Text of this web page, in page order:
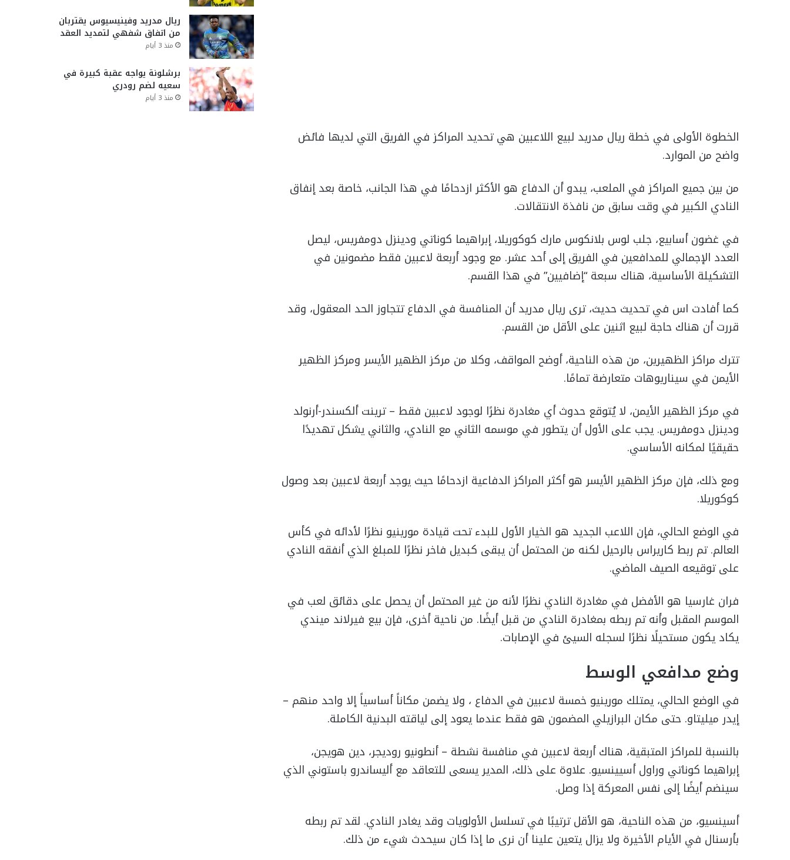
الخطوة الأولى في خطة ريال مدريد لبيع اللاعبين هي تحديد المراكز في الفريق التي لديها فائض
واضح من الموارد.
من بين جميع المراكز في الملعب، يبدو أن الدفاع هو الأكثر ازدحامًا في هذا الجانب، خاصة بعد إنفاق
النادي الكبير في وقت سابق من نافذة الانتقالات.
في غضون أسابيع، جلب لوس بلانكوس مارك كوكوريلا، إبراهيما كوناتي ودينزل دومفريس، ليصل
العدد الإجمالي للمدافعين في الفريق إلى أحد عشر. مع وجود أربعة لاعبين فقط مضمونين في
التشكيلة الأساسية، هناك سبعة “إضافيين” في هذا القسم.
كما أفادت اس في تحديث حديث، ترى ريال مدريد أن المنافسة في الدفاع تتجاوز الحد المعقول، وقد
قررت أن هناك حاجة لبيع اثنين على الأقل من القسم.
تترك مراكز الظهيرين، من هذه الناحية، أوضح المواقف، وكلا من مركز الظهير الأيسر ومركز الظهير
الأيمن في سيناريوهات متعارضة تمامًا.
في مركز الظهير الأيمن، لا يُتوقع حدوث أي مغادرة نظرًا لوجود لاعبين فقط – ترينت ألكسندر-أرنولد
ودينزل دومفريس. يجب على الأول أن يتطور في موسمه الثاني مع النادي، والثاني يشكل تهديدًا
حقيقيًا لمكانه الأساسي.
ومع ذلك، فإن مركز الظهير الأيسر هو أكثر المراكز الدفاعية ازدحامًا حيث يوجد أربعة لاعبين بعد وصول
كوكوريلا.
في الوضع الحالي، فإن اللاعب الجديد هو الخيار الأول للبدء تحت قيادة مورينيو نظرًا لأدائه في كأس
العالم. تم ربط كاريراس بالرحيل لكنه من المحتمل أن يبقى كبديل فاخر نظرًا للمبلغ الذي أنفقه النادي
على توقيعه الصيف الماضي.
فران غارسيا هو الأفضل في مغادرة النادي نظرًا لأنه من غير المحتمل أن يحصل على دقائق لعب في
الموسم المقبل وأنه تم ربطه بمغادرة النادي من قبل أيضًا. من ناحية أخرى، فإن بيع فيرلاند ميندي
يكاد يكون مستحيلًا نظرًا لسجله السيئ في الإصابات.
وضع مدافعي الوسط
في الوضع الحالي، يمتلك مورينيو خمسة لاعبين في الدفاع ، ولا يضمن مكاناً أساسياً إلا واحد منهم –
إيدر ميليتاو. حتى مكان البرازيلي المضمون هو فقط عندما يعود إلى لياقته البدنية الكاملة.
بالنسبة للمراكز المتبقية، هناك أربعة لاعبين في منافسة نشطة – أنطونيو روديجر، دين هويجن،
إبراهيما كوناتي وراول أسيينسيو. علاوة على ذلك، المدير يسعى للتعاقد مع أليساندرو باستوني الذي
سينضم أيضًا إلى نفس المعركة إذا وصل.
أسينسيو، من هذه الناحية، هو الأقل ترتيبًا في تسلسل الأولويات وقد يغادر النادي. لقد تم ربطه
بأرسنال في الأيام الأخيرة ولا يزال يتعين علينا أن نرى ما إذا كان سيحدث شيء من ذلك.
ريال مدريد وفينيسيوس يقتربان
من اتفاق شفهي لتمديد العقد
منذ 3 أيام
برشلونة يواجه عقبة كبيرة في
سعيه لضم رودري
منذ 3 أيام